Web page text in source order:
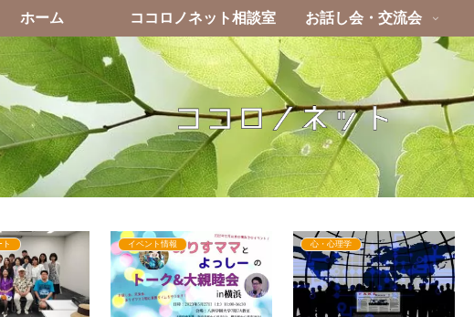
ホーム ココロノネット相談室 お話し会・交流会
ト イベント情報 心・心理学